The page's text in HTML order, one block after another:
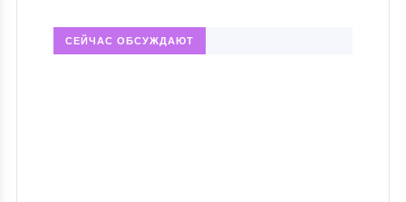
СЕЙЧАС ОБСУЖДАЮТ